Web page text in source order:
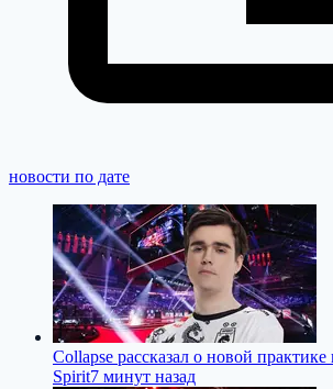
новости по дате
Collapse рассказал о новой
Spirit7 минут назад